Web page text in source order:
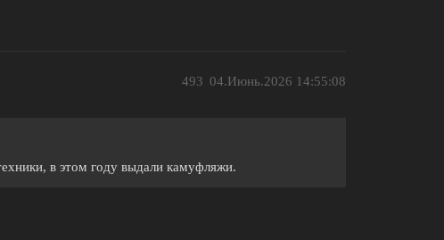
04.Июнь.2026 14:55:08
493
в этом году выдали камуфляжи.